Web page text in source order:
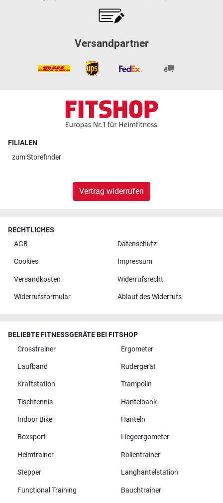
Versandpartner
FILIALEN
zumStorefinder
Vertrag widerrufen
RECHTLICHES
AGB
Datenschutz
Cookies Impressum
Versandkosten Widerrufsrecht
Widerrufsformular Ablauf des Widerrufs
BELIEBTE FITNESSGERÄTE BEI FITSHOP
Crosstrainer
Ergometer
Laufband Rudergerät
Kraftstation Trampolin
Tischtennis Hantelbank
Indoor Bike Hanteln
Boxsport Liegeergometer
Heimtrainer Rollentrainer
Stepper Langhantelstation
Functional Training Bauchtrainer